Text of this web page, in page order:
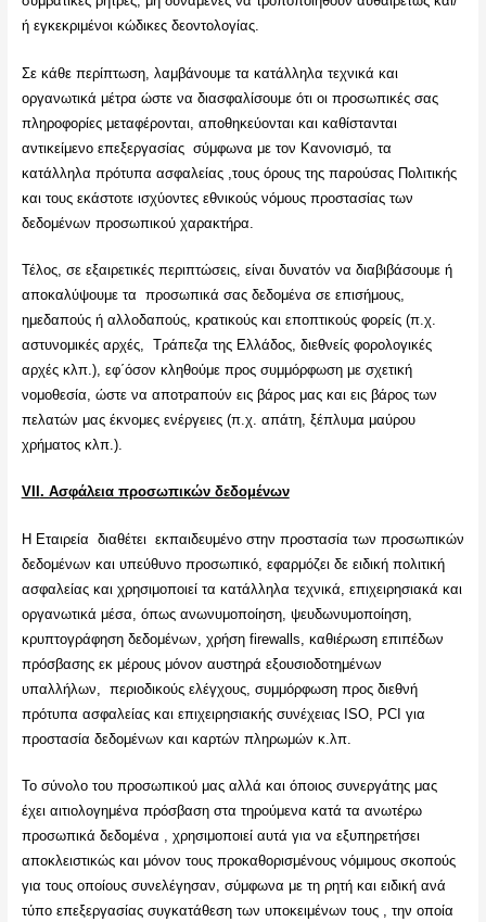
ή εγκεκριμένοι κώδικες δεοντολογίας.
Σε κάθε περίπτωση, λαμβάνουμε τα κατάλληλα τεχνικά και
οργανωτικά μέτρα ώστε να διασφαλίσουμε ότι οι προσωπικές σας
πληροφορίες μεταφέρονται, αποθηκεύονται και καθίστανται
αντικείμενο επεξεργασίας σύμφωνα με τον Κανονισμό, τα
κατάλληλα πρότυπα ασφαλείας ,τους όρους της παρούσας Πολιτικής
και τους εκάστοτε ισχύοντες εθνικούς νόμους προστασίας των
δεδομένων προσωπικού χαρακτήρα.
Τέλος, σε εξαιρετικές περιπτώσεις, είναι δυνατόν να διαβιβάσουμε ή
αποκαλύψουμε τα προσωπικά σας δεδομένα σε επισήμους,
ημεδαπούς ή αλλοδαπούς, κρατικούς και εποπτικούς φορείς (π.χ.
αστυνομικές αρχές, Τράπεζα της Ελλάδος, διεθνείς φορολογικές
αρχές κλπ.), εφ΄όσον κληθούμε προς συμμόρφωση με σχετική
νομοθεσία, ώστε να αποτραπούν εις βάρος μας και εις βάρος των
πελατών μας έκνομες ενέργειες (π.χ. απάτη, ξέπλυμα μαύρου
χρήματος κλπ.).
VII . Ασφάλεια προσωπικών δεδομένων
Η Εταιρεία διαθέτει εκπαιδευμένο στην προστασία των προσωπικών
δεδομένων και υπεύθυνο προσωπικό, εφαρμόζει δε ειδική πολιτική
ασφαλείας και χρησιμοποιεί τα κατάλληλα τεχνικά, επιχειρησιακά και
οργανωτικά μέσα, όπως ανωνυμοποίηση, ψευδωνυμοποίηση,
κρυπτογράφηση δεδομένων, χρήση firewalls, καθιέρωση επιπέδων
πρόσβασης εκ μέρους μόνον αυστηρά εξουσιοδοτημένων
υπαλλήλων, περιοδικούς ελέγχους, συμμόρφωση προς διεθνή
πρότυπα ασφαλείας και επιχειρησιακής συνέχειας ISO, PCI για
προστασία δεδομένων και καρτών πληρωμών κ.λπ.
Το σύνολο του προσωπικού μας αλλά και όποιος συνεργάτης μας
έχει αιτιολογημένα πρόσβαση στα τηρούμενα κατά τα ανωτέρω
προσωπικά δεδομένα , χρησιμοποιεί αυτά για να εξυπηρετήσει
αποκλειστικώς και μόνον τους προκαθορισμένους νόμιμους σκοπούς
για τους οποίους συνελέγησαν, σύμφωνα με τη ρητή και ειδική ανά
τύπο επεξεργασίας συγκατάθεση των υποκειμένων τους , την οποία